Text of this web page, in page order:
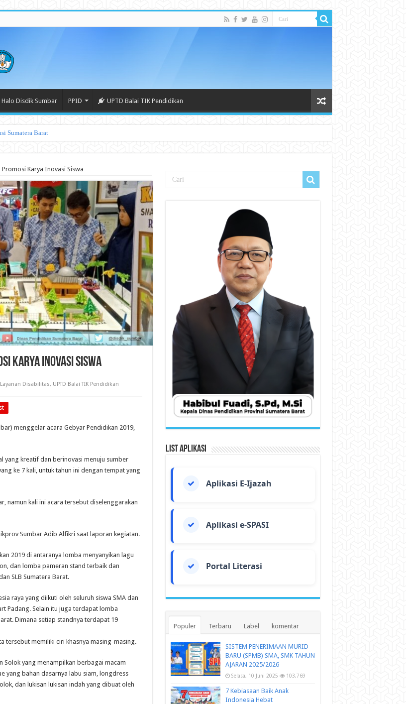
Halo Disdik Sumbar PPID UPTD Balai TIK Pendidikan
Karya Inovasi Siswa
Karya Inovasi Siswa
Disabilitas, UPTD Balai TIK Pendidikan
menggelar acara Gebyar Pendidikan 2019,
yang kreatif dan berinovasi menuju sumber
ke 7 kali, untuk tahun ini dengan tempat yang
namun kali ini acara tersebut diselenggarakan
Sumbar Adib Alfikri saat laporan kegiatan.
2019 di antaranya lomba menyanyikan lagu
dan lomba pameran stand terbaik dan
SLB Sumatera Barat.
raya yang diikuti oleh seluruh siswa SMA dan
Padang. Selain itu juga terdapat lomba
Dimana setiap standnya terdapat 19
tersebut memiliki ciri khasnya masing-masing.
Solok yang menampilkan berbagai macam
yang bahan dasarnya labu siam, longdress
dan lukisan lukisan indah yang dibuat oleh
List Aplikasi
Aplikasi E-Ijazah
Aplikasi e-SPASI
Portal Literasi
Populer Terbaru Label komentar
SISTEM PENERIMAAN MURID
BARU (SPMB) SMA, SMK TAHUN
AJARAN 2025/2026
Selasa, 10 Juni 2025 103,769
7 Kebiasaan Baik Anak
Indonesia Hebat